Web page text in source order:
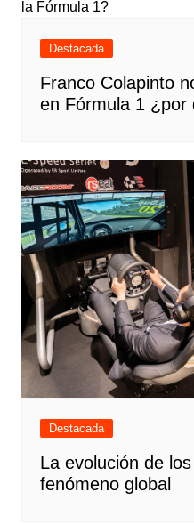
Destacada
Franco Colapinto
en Fórmula 1 ¿por
Destacada
La evolución de
fenómeno global